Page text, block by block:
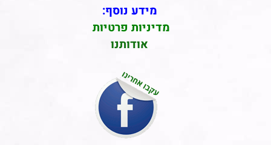
מידע נוסף:
מדיניות פרטיות
אודותנו